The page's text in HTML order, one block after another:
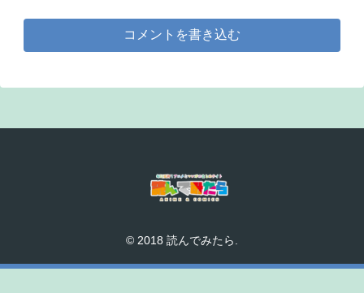
コメントを書き込む
© 2018 読んでみたら.